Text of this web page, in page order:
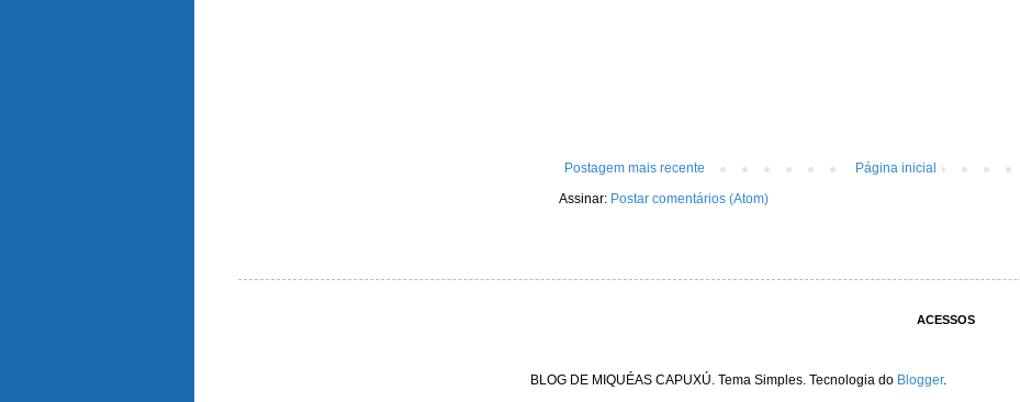
Postagem mais recente
Página inicial
Assinar: Postar comentários (Atom)
ACESSOS
BLOG DE MIQUÉAS CAPUXÚ. Tema Simples. Tecnologia do Blogger.